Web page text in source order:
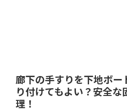
廊下の手すりを下地ボー
り付けてもよい？安全な
理！